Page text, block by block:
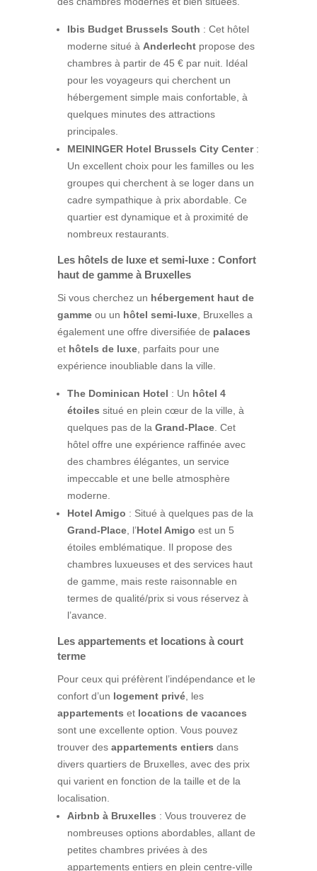
Ibis Budget Brussels South : Cet hôtel
moderne situé à Anderlechtpropose des
chambres à partir de 45 € par nuit. Idéal
pour les voyageurs qui cherchent un
hébergement simple mais confortable, à
quelques minutes des attractions
principales.
MEININGER Hotel Brussels City Center:
Un excellent choix pour les familles ou les
groupes qui cherchent à se loger dans un
cadre sympathique à prix abordable. Ce
quartier est dynamique et à proximité de
nombreux restaurants.
Les hôtels de luxe et semi-luxe : Confort
haut de gamme à Bruxelles
Si vous cherchez un hébergement haut de
gammeou un hôtel semi-luxe, Bruxelles a
également une offre diversifiée de palaces
et hôtels de luxe, parfaits pour une
expérience inoubliable dans la ville.
The Dominican Hotel : Un hôtel 4
étoiles situé en plein cœur de la ville, à
quelques pas de la Grand-Place. Cet
hôtel offre une expérience raffinée avec
des chambres élégantes, un service
impeccable et une belle atmosphère
moderne.
Hotel Amigo : Situé à quelques pas de la
Grand-Place, l’Hotel Amigo est un 5
étoiles emblématique. Il propose des
chambres luxueuses et des services haut
de gamme, mais reste raisonnable en
termes de qualité/prix si vous réservez à
l’avance.
Les appartements et locations à court
terme
Pour ceux qui préfèrent l’indépendance et le
confort d’un logement privé, les
appartements et locations de vacances
sont une excellente option. Vous pouvez
trouver des appartements entiers dans
divers quartiers de Bruxelles, avec des prix
qui varient en fonction de la taille et de la
localisation.
Airbnb à Bruxelles : Vous trouverez de
nombreuses options abordables, allant de
petites chambres privées à des
appartements entiers en plein centre-ville